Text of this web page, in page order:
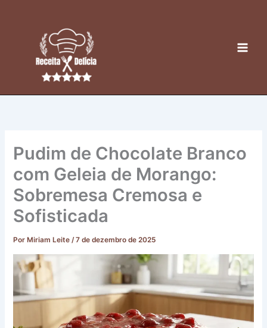
Pudim de Chocolate Branco
com Geleia de Morango:
Sobremesa Cremosa e
Sofisticada
Por Miriam Leite/7 de dezembro de 2025